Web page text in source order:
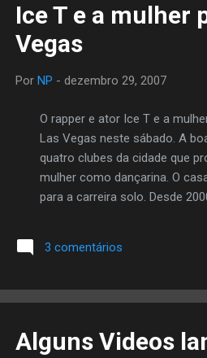
Ice T e a mulher
Vegas
Por NP - dezembro 29, 2007
O rapper e ator Ice T e a
Las Vegas neste sábado. A
quatro clubes da cidade que
mulher como dançarina. O
para a carreira solo. Desde
3 comentários
Alguns Videos